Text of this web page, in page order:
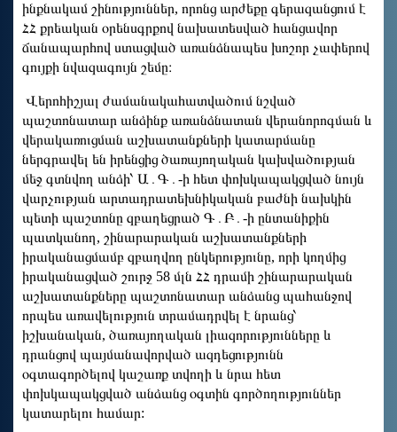
ինքնակամ շինություններ, որոնց արժեքը գերազանցում է
ՀՀ քրեական օրենսգրքով նախատեսված հանցավոր
ճանապարհով ստացված առանձնապես խոշոր չափերով
գույքի նվազագույն շեմը։
Վերոհիշյալ ժամանակահատվածում նշված
պաշտոնատար անձինք առանձնատան վերանորոգման և
վերակառուցման աշխատանքների կատարմանը
ներգրավել են իրենցից ծառայողական կախվածության
մեջ գտնվող անձի՝ Ա․Գ․-ի հետ փոխկապակցված նույն
վարչության արտադրատեխնիկական բաժնի նախկին
պետի պաշտոնը զբաղեցրած Գ․Բ․-ի ընտանիքին
պատկանող, շինարարական աշխատանքների
իրականացմամբ զբաղվող ընկերությունը, որի կողմից
իրականացված շուրջ 58 մլն ՀՀ դրամի շինարարական
աշխատանքները պաշտոնատար անձանց պահանջով
որպես առավելություն տրամադրվել է նրանց՝
իշխանական, ծառայողական լիազորությունները և
դրանցով պայմանավորված ազդեցությունն
օգտագործելով կաշառք տվողի և նրա հետ
փոխկապակցված անձանց օգտին գործողություններ
կատարելու համար: